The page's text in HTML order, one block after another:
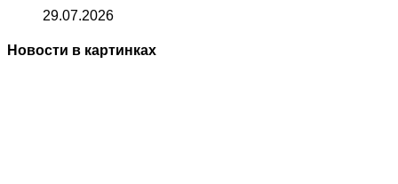
29.07.2026
Новости в картинках